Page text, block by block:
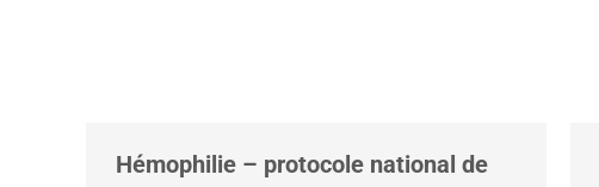
Hémophilie – protocole national de